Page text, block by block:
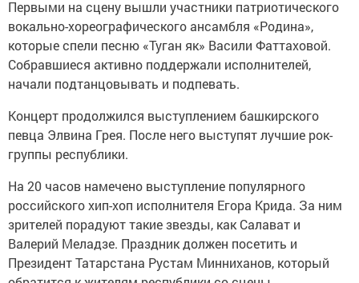
Первыми на сцену вышли участники патриотического
вокально-хореографического ансамбля «Родина»,
которые спели песню «Туган як» Васили Фаттаховой.
Собравшиеся активно поддержали исполнителей,
начали подтанцовывать и подпевать.
Концерт продолжился выступлением башкирского
певца Элвина Грея. После него выступят лучшие рок-
группы республики.
На 20 часов намечено выступление популярного
российского хип-хоп исполнителя Егора Крида. За ним
зрителей порадуют такие звезды, как Салават и
Валерий Меладзе. Праздник должен посетить и
Президент Татарстана Рустам Минниханов, который